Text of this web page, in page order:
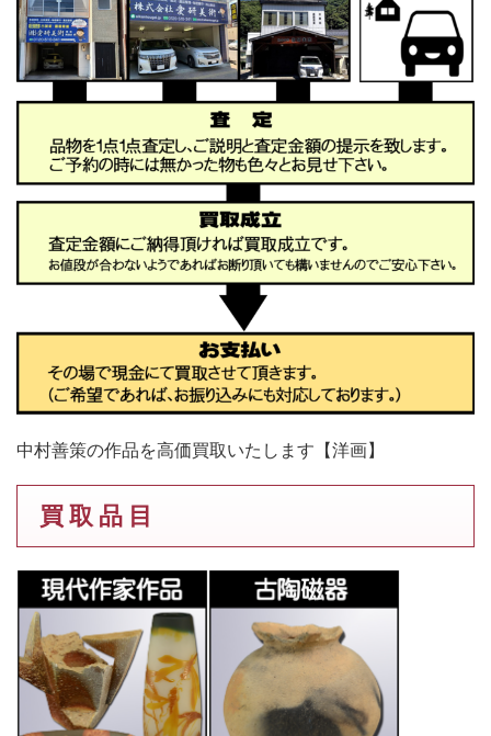
中村善策の作品を高価買取いたします【洋画】
買 取 品 目